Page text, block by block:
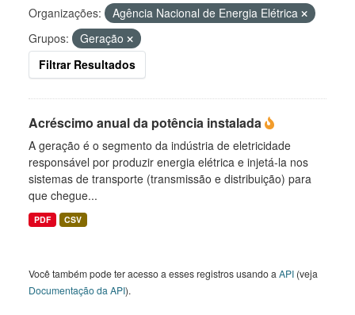
Organizações:
Agência Nacional de Energia Elétrica
Grupos:
Geração
Filtrar Resultados
Acréscimo anual da potência instalada
A geração é o segmento da indústria de eletricidade
responsável por produzir energia elétrica e injetá-la nos
sistemas de transporte (transmissão e distribuição) para
que chegue...
PDF CSV
Você também pode ter acesso a esses registros usando a API (veja
Documentação da API).